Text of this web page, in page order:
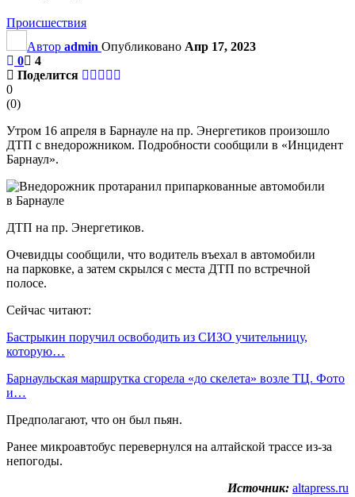
Происшествия
Автор admin Опубликовано Апр 17, 2023
0
4
Поделится
0
(0)
Утром 16 апреля в Барнауле на пр. Энергетиков произошло
ДТП с внедорожником. Подробности сообщили в «Инцидент
Барнаул».
ДТП на пр. Энергетиков.
Очевидцы сообщили, что водитель въехал в автомобили
на парковке, а затем скрылся с места ДТП по встречной
полосе.
Сейчас читают:
Бастрыкин поручил освободить из СИЗО учительницу,
которую…
Барнаульская маршрутка сгорела «до скелета» возле ТЦ. Фото
и…
Предполагают, что он был пьян.
Ранее микроавтобус перевернулся на алтайской трассе из-за
непогоды.
Источник: altapress.ru